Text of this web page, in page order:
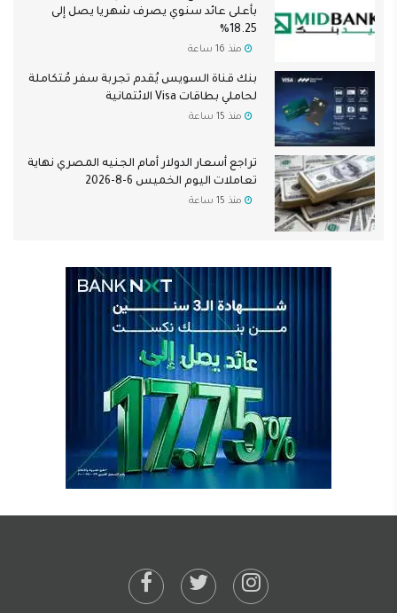
بأعلى عائد سنوي يصرف شهريا يصل إلى
18.25%
منذ 16 ساعة
بنك قناة السويس يُقدم تجربة سفر مُتكاملة
لحاملي بطاقات Visa الائتمانية
منذ 15 ساعة
تراجع أسعار الدولار أمام الجنيه المصري نهاية
تعاملات اليوم الخميس 6-8-2026
منذ 15 ساعة